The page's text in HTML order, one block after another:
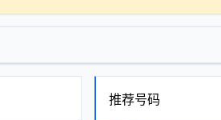
推荐号码